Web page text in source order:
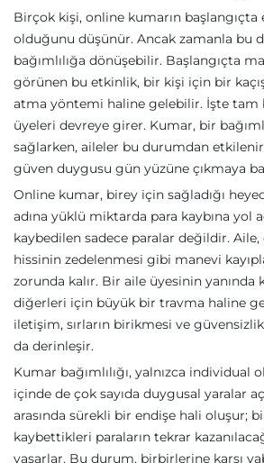
Birçok kişi, online kumarın
olduğunu düşünür. Ancak zamanla bu
bağımlılığa dönüşebilir. Başlangıçta
görünen bu etkinlik, bir kişi için bir
atma yöntemi haline gelebilir. İşte tam
üyeleri devreye girer. Kumar, bir
sağlarken, aileler bu durumdan
güven duygusu gün yüzüne çıkmaya
Online kumar, birey için sağladığı
adına yüklü miktarda para kaybına yol
kaybedilen sadece paralar değildir.
hissinin zedelenmesi gibi manevi
zorunda kalır. Bir aile üyesinin yanında
diğerleri için büyük bir travma haline
iletişim, sırların birikmesi ve
da derinleşir.
Kumar bağımlılığı, yalnızca individual
içinde de çok sayıda duygusal yaralar
arasında sürekli bir endişe hali oluşur;
kaybettikleri paraların tekrar
yaşarlar. Bu durum, birbirlerine karşı